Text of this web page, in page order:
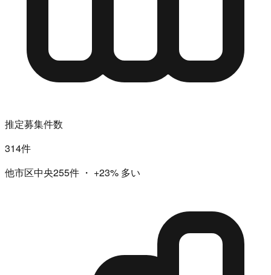
推定募集件数
314件
他市区中央255件 ・ +23% 多い